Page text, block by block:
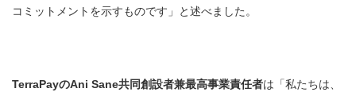
コミットメントを示すものです」と述べました。
TerraPayのAni Sane共同創設者兼最高事業責任者は「私たちは、